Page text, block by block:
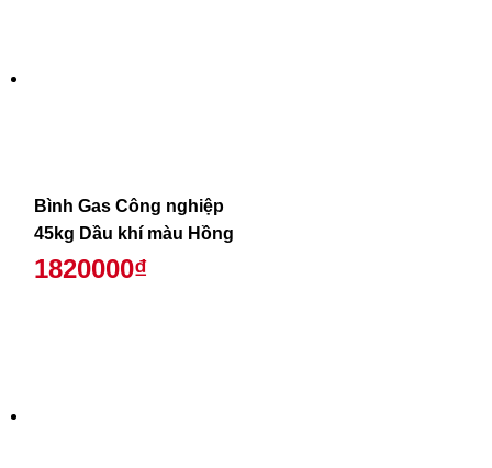
Bình Gas Công nghiệp
45kg Dầu khí màu Hồng
1820000₫